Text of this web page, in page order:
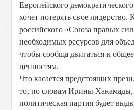
Европейского
хочет потерять свое лидерство.
российского «Союза правых
необходимых ресурсов для
чтобы сообща двигаться к
ценностям.
Что касается предстоящих
то, по словам Ирины
политическая партия будет